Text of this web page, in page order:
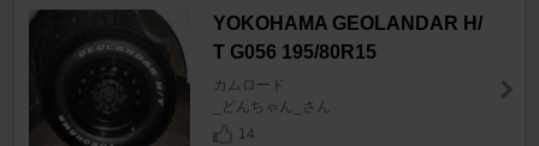
YOKOHAMA GEOLANDAR H/
T G056 195/80R15
カムロード
_どんちゃん_さん
14